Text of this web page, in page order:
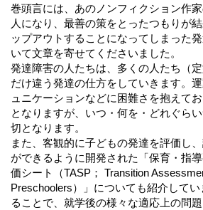
巻頭言には、あのノンフィクション作
人になり、最善の策をとったつもりが
ップアウトすることになってしまった
いて文章を寄せてくださいました。
発達障害の人たちは、多くの人たち（
だけ違う発達の仕方をしていきます。
ュニケーションなどに困難さを抱えて
となりますが、いつ・何を・どれぐら
切となります。
また、客観的に子どもの発達を評価し
ができるように開発された「保育・指
価シート（TASP； Transition
Preschoolers）」についても紹介して
ることで、就学後の様々な適応上の問